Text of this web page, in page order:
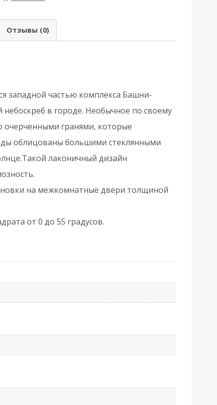
Отзывы (0)
западной частью комплекса Башни-
в городе. Необычное по своему
очерченными гранями, которые
облицованы большими стеклянными
лаконичный дизайн
на межкомнатные двери толщиной
от 0 до 55 градусов.